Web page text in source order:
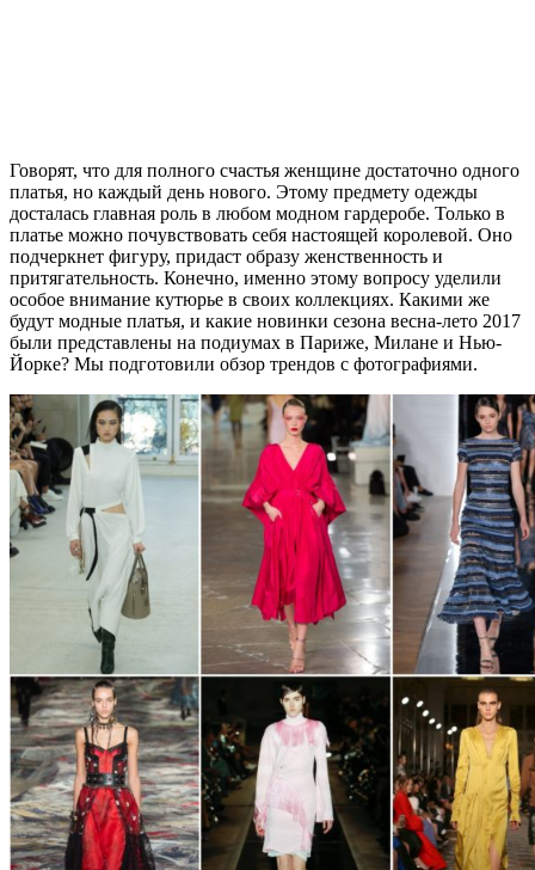
Говорят, что для полного счастья женщине достаточно одного
платья, но каждый день нового. Этому предмету одежды
досталась главная роль в любом модном гардеробе. Только в
платье можно почувствовать себя настоящей королевой. Оно
подчеркнет фигуру, придаст образу женственность и
притягательность. Конечно, именно этому вопросу уделили
особое внимание кутюрье в своих коллекциях. Какими же
будут модные платья, и какие новинки сезона весна-лето 2017
были представлены на подиумах в Париже, Милане и Нью-
Йорке? Мы подготовили обзор трендов с фотографиями.